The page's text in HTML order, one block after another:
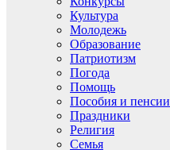
Культура
Молодежь
Образование
Патриотизм
Погода
Помощь
Пособия и пенсии
Праздники
Религия
Семья